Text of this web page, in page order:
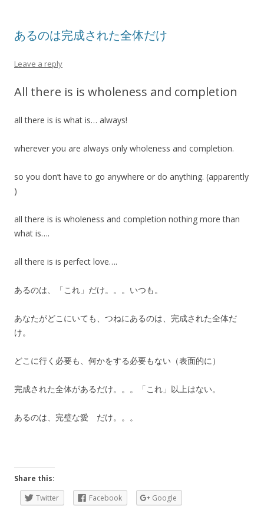
あるのは完成された全体だけ
Leave a reply
All there is is wholeness and completion
all there is is what is… always!
wherever you are always only wholeness and completion.
so you don’t have to go anywhere or do anything. (apparently
)
all there is is wholeness and completion nothing more than
what is….
all there is is perfect love….
あるのは、「これ」だけ。。。いつも。
あなたがどこにいても、つねにあるのは、完成された全体だ
け。
どこに行く必要も、何かをする必要もない（表面的に）
完成された全体があるだけ。。。「これ」以上はない。
あるのは、完璧な愛 だけ。。。
Share this:
Twitter
Facebook Google